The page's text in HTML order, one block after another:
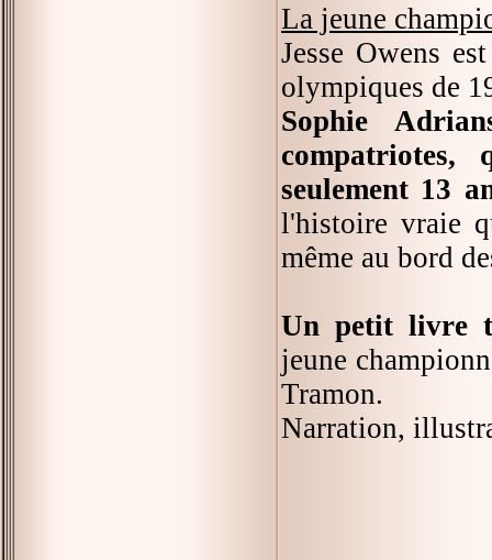
La jeune
Jesse Owens
olympiques de
Sophie
seulement 13
l'histoire vraie
même au bord
Un petit livre
jeune
Tramon.
Narration,